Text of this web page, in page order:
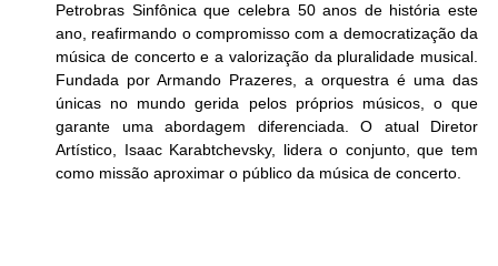
Petrobras Sinfônica que celebra 50 anos de história este
ano, reafirmando o compromisso com a democratização da
música de concerto e a valorização da pluralidade musical.
Fundada por Armando Prazeres, a orquestra é uma das
únicas no mundo gerida pelos próprios músicos, o que
garante uma abordagem diferenciada. O atual Diretor
Artístico, Isaac Karabtchevsky, lidera o conjunto, que tem
como missão aproximar o público da música de concerto.